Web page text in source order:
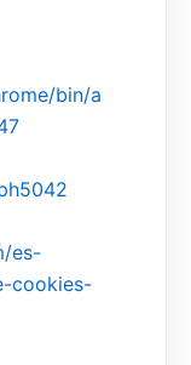
bin/a
es-
cookies-